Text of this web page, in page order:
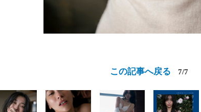
この記事へ戻る 7/7